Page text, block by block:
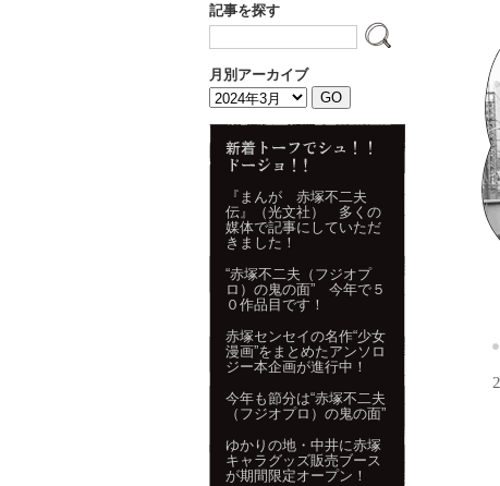
記事を探す
月別アーカイブ
『まんが 赤塚不二夫
伝』（光文社） 多くの
媒体で記事にしていただ
きました！
“赤塚不二夫（フジオプ
ロ）の鬼の面” 今年で５
０作品目です！
赤塚センセイの名作“少女
漫画”をまとめたアンソロ
ジー本企画が進行中！
今年も節分は“赤塚不二夫
（フジオプロ）の鬼の面”
ゆかりの地・中井に赤塚
キャラグッズ販売ブース
が期間限定オープン！